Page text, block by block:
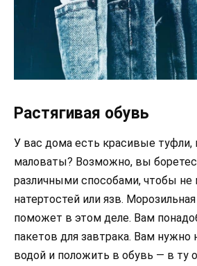
Растягивая обувь
У вас дома есть красивые
маловаты? Возможно, вы
различными способами, чтобы не
натертостей или язв.
поможет в этом деле. Вам
пакетов для завтрака. Вам нужно
водой и положить в обувь — в ту